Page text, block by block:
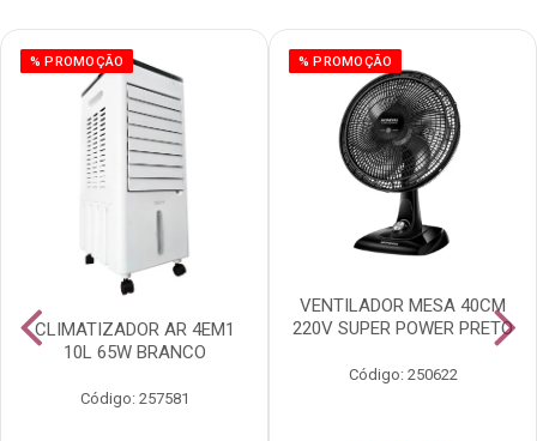
% PROMOÇÃO
CLIMATIZADOR AR 4EM1
10L 65W BRANCO
Código: 257581
% PROMOÇÃO
VENTILADOR MESA 40CM
220V SUPER POWER PRETO
Código: 250622